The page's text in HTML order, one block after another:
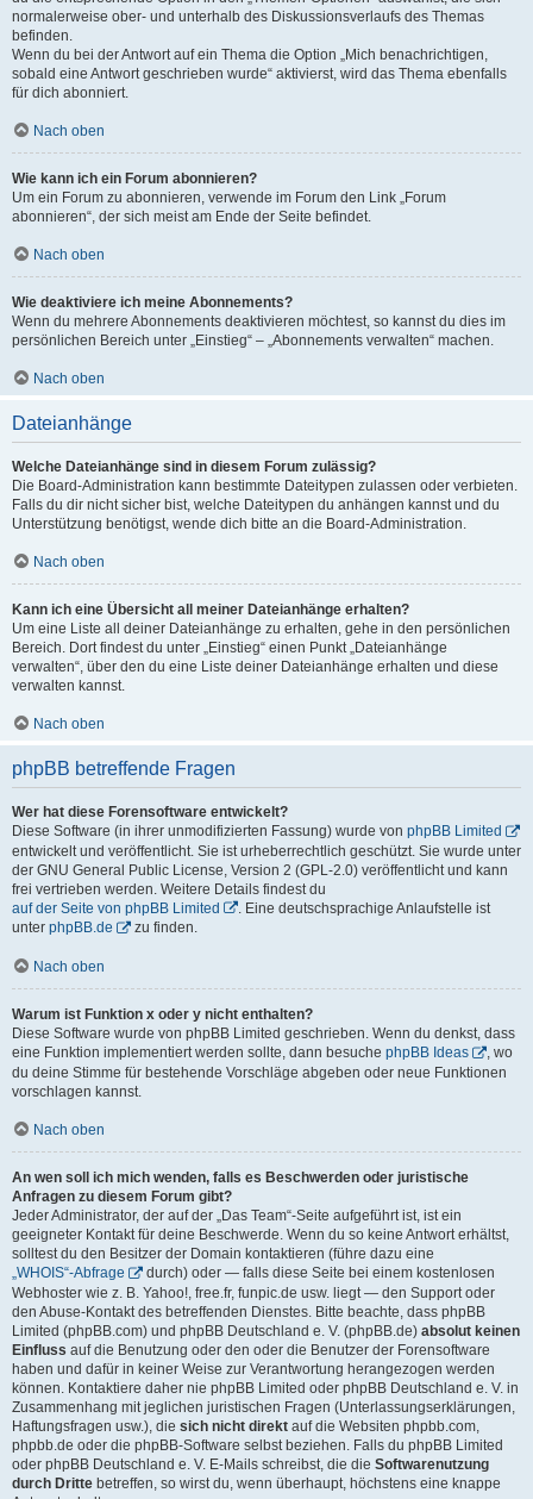
normalerweise ober- und unterhalb des Diskussionsverlaufs des Themas
befinden.
Wenn du bei der Antwort auf ein Thema die Option „Mich benachrichtigen,
sobald eine Antwort geschrieben wurde“ aktivierst, wird das Thema ebenfalls
für dich abonniert.
Nach oben
Wie kann ich ein Forum abonnieren?
Um ein Forum zu abonnieren, verwende im Forum den Link „Forum
abonnieren“, der sich meist am Ende der Seite befindet.
Nach oben
Wie deaktiviere ich meine Abonnements?
Wenn du mehrere Abonnements deaktivieren möchtest, so kannst du dies im
persönlichen Bereich unter „Einstieg“ – „Abonnements verwalten“ machen.
Nach oben
Dateianhänge
Welche Dateianhänge sind in diesem Forum zulässig?
Die Board-Administration kann bestimmte Dateitypen zulassen oder verbieten.
Falls du dir nicht sicher bist, welche Dateitypen du anhängen kannst und du
Unterstützung benötigst, wende dich bitte an die Board-Administration.
Nach oben
Kann ich eine Übersicht all meiner Dateianhänge erhalten?
Um eine Liste all deiner Dateianhänge zu erhalten, gehe in den persönlichen
Bereich. Dort findest du unter „Einstieg“ einen Punkt „Dateianhänge
verwalten“, über den du eine Liste deiner Dateianhänge erhalten und diese
verwalten kannst.
Nach oben
phpBB betreffende Fragen
Wer hat diese Forensoftware entwickelt?
Diese Software (in ihrer unmodifizierten Fassung) wurde von phpBB Limited
entwickelt und veröffentlicht. Sie ist urheberrechtlich geschützt. Sie wurde unter
der GNU General Public License, Version 2 (GPL-2.0) veröffentlicht und kann
frei vertrieben werden. Weitere Details findest du
auf der Seite von phpBB Limited
. Eine deutschsprachige Anlaufstelle ist
unter phpBB.de zu finden.
Nach oben
Warum ist Funktion x oder y nicht enthalten?
Diese Software wurde von phpBB Limited geschrieben. Wenn du denkst, dass
eine Funktion implementiert werden sollte, dann besuche phpBB Ideas
, wo
du deine Stimme für bestehende Vorschläge abgeben oder neue Funktionen
vorschlagen kannst.
Nach oben
An wen soll ich mich wenden, falls es Beschwerden oder juristische
Anfragen zu diesem Forum gibt?
Jeder Administrator, der auf der „Das Team“-Seite aufgeführt ist, ist ein
geeigneter Kontakt für deine Beschwerde. Wenn du so keine Antwort erhältst,
solltest du den Besitzer der Domain kontaktieren (führe dazu eine
„WHOIS“-Abfrage
durch) oder — falls diese Seite bei einem kostenlosen
Webhoster wie z. B. Yahoo!, free.fr, funpic.de usw. liegt — den Support oder
den Abuse-Kontakt des betreffenden Dienstes. Bitte beachte, dass phpBB
Limited (phpBB.com) und phpBB Deutschland e. V. (phpBB.de) absolut keinen
Einfluss auf die Benutzung oder den oder die Benutzer der Forensoftware
haben und dafür in keiner Weise zur Verantwortung herangezogen werden
können. Kontaktiere daher nie phpBB Limited oder phpBB Deutschland e. V. in
Zusammenhang mit jeglichen juristischen Fragen (Unterlassungserklärungen,
Haftungsfragen usw.), die sich nicht direkt auf die Websiten phpbb.com,
phpbb.de oder die phpBB-Software selbst beziehen. Falls du phpBB Limited
oder phpBB Deutschland e. V. E-Mails schreibst, die die Softwarenutzung
durch Dritte betreffen, so wirst du, wenn überhaupt, höchstens eine knappe